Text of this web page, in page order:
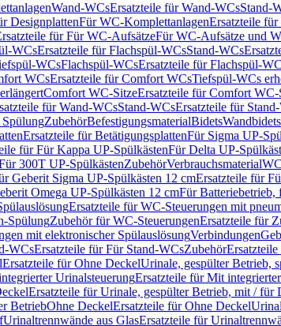
Wand-WCsErsatzteile für Wand-WCsStand-
DesignplattenFür WC-KomplettanlagenErsatzteile
für Für WC-AufsätzeFür WC-Aufsätze und
WCsErsatzteile für Flachspül-WCsStand-WCs
WCsFlachspül-WCsErsatzteile für Flachspül-
WCsErsatzteile für Comfort WCsTiefspül-WCs
Comfort WC-SitzeErsatzteile für Comfort WC-
für Wand-WCsStand-WCsErsatzteile für
ZubehörBefestigungsmaterialBidetsWandbidets
Ersatzteile für BetätigungsplattenFür Sigma UP-
für Für Kappa UP-SpülkästenFür Delta UP-
300T UP-SpülkästenZubehörVerbrauchsmaterial
Geberit Sigma UP-Spülkästen 12 cmErsatzteile für
Omega UP-Spülkästen 12 cmFür Batteriebetrieb,
Ersatzteile für WC-Steuerungen mit
SpülungZubehör für WC-SteuerungenErsatzteile für
mit elektronischer SpülauslösungVerbindungen
WCsErsatzteile für Für Stand-WCsZubehör
Ersatzteile für Ohne DeckelUrinale, gespülter Betrieb,
UrinalsteuerungErsatzteile für Mit
Ersatzteile für Urinale, gespülter Betrieb, mit / für
BetriebOhne DeckelErsatzteile für Ohne Deckel
Urinaltrennwände aus GlasErsatzteile für